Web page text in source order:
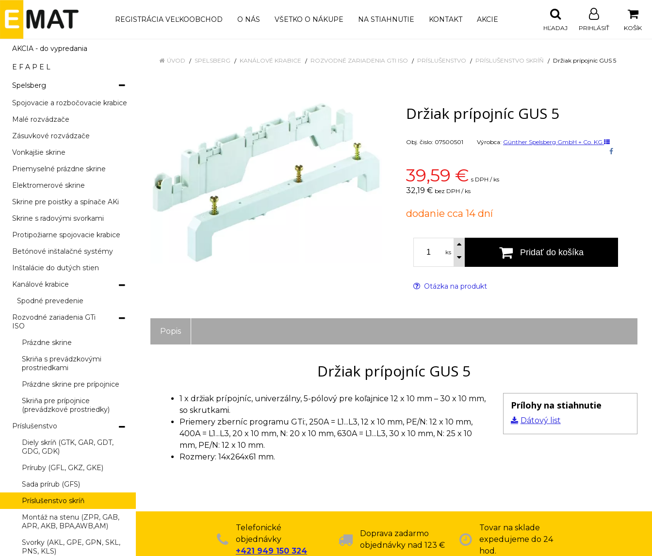
REGISTRÁCIA VEĽKOOBCHOD O NÁS VŠETKO O NÁKUPE NA STIAHNUTIE KONTAKT AKCIE
KOŠÍK
PRIHLÁSIŤ
HĽADAJ
AKCIA - do vypredania
E F A P E L
Spelsberg
Spojovacie a rozbočovacie krabice
Malé rozvádzače
Zásuvkové rozvádzače
Vonkajšie skrine
Priemyselné prázdne skrine
Elektromerové skrine
Skrine pre poistky a spínače AKi
Skrine s radovými svorkami
Protipožiarne spojovacie krabice
Betónové inštalačné systémy
Inštalácie do dutých stien
Kanálové krabice
Spodné prevedenie
Rozvodné zariadenia GTi
ISO
Prázdne skrine
Skriňa s prevádzkovými
prostriedkami
Prázdne skrine pre prípojnice
Skriňa pre prípojnice
(prevádzkové prostriedky)
Príslušenstvo
Diely skríň (GTK, GAR, GDT,
GDG, GDK)
Príruby (GFL, GKZ, GKE)
Sada prírub (GFS)
Príslušenstvo skríň
Montáž na stenu (ZPR, GAB,
APR, AKB, BPA,AWB,AM)
Svorky (AKL, GPE, GPN, SKL,
PNS, KLS)
ÚVOD SPELSBERG KANÁLOVÉ KRABICE ROZVODNÉ ZARIADENIA GTI ISO PRÍSLUŠENSTVO PRÍSLUŠENSTVO SKRÍŇ Držiak prípojníc GUS 5
Držiak prípojníc GUS 5
Obj. čislo: 07500501 Výrobca: Günther Spelsberg GmbH + Co. KG
39,59 € s DPH / ks
32,19 € bez DPH / ks
dodanie cca 14 dní
ks Pridať do košíka
Otázka na produkt
Popis
Držiak prípojníc GUS 5
Prílohy na stiahnutie
Dátový list
1 x držiak prípojníc, univerzálny, 5-pólový pre koľajnice 12 x 10 mm – 30 x 10 mm,
so skrutkami.
Priemery zberníc programu GTi:, 250A = L1...L3, 12 x 10 mm, PE/N: 12 x 10 mm,
400A = L1...L3, 20 x 10 mm, N: 20 x 10 mm, 630A = L1...L3, 30 x 10 mm, N: 25 x 10
mm, PE/N: 12 x 10 mm.
Rozmery: 14x264x61 mm.
Telefonické
objednávky
+421 949 150 324
Doprava zadarmo
objednávky nad 123 €
Tovar na sklade
expedujeme do 24
hod.